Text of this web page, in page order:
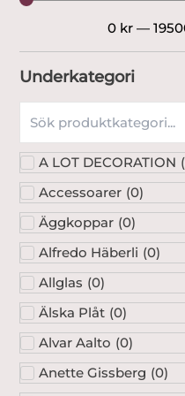
0 kr—
Underkategori
A LOT DECORATION (
Accessoarer (0)
Äggkoppar (0)
Alfredo Häberli (0)
Allglas (0)
Älska Plåt (0)
Alvar Aalto (0)
Anette Gissberg (0)